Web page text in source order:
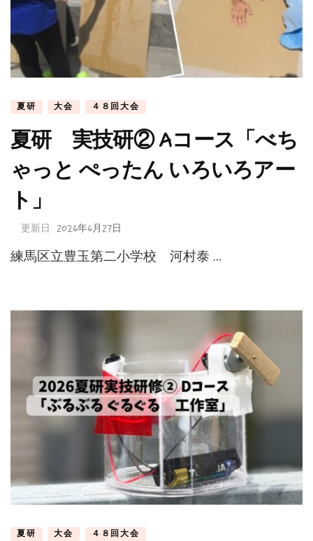
夏研 大会 ４８回大会
夏研 実技研② Aコース「べち
ゃっと ぺったん いろいろアー
ト」
更新日: 2026年6月27日
練馬区立豊玉第二小学校 河村泰 …
夏研 大会 ４８回大会